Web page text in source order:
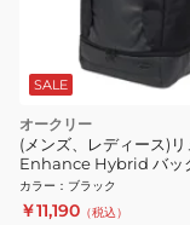
SALE
オークリー
(メンズ、レディース)リ
Enhance Hybrid バックパック L
黒 35L FOS902148-081
型 シンプル リュックサ
カラー ： ブラック
￥11,190 （税込）